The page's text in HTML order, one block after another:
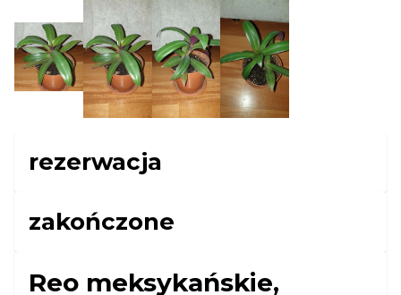
rezerwacja
zakończone
Reo meksykańskie,